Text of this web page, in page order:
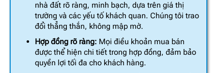
nhà đất rõ ràng, minh bạch, dựa trên giá thị
trường và các yếu tố khách quan. Chúng tôi trao
đổi thẳng thắn, không mập mờ.
Hợp đồng rõ ràng: Mọi điều khoản mua bán
được thể hiện chi tiết trong hợp đồng, đảm bảo
quyền lợi tối đa cho khách hàng.